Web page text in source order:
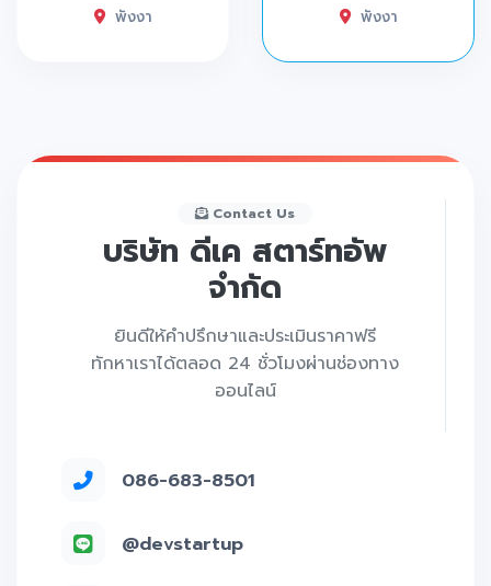
พังงา พังงา
Contact Us
บริษัท ดีเค สตาร์ทอัพ
จำกัด
ยินดีให้คำปรึกษาและประเมินราคาฟรี
ทักหาเราได้ตลอด 24 ชั่วโมงผ่านช่องทาง
ออนไลน์
086-683-8501
@devstartup